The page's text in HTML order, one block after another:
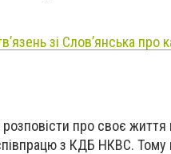
зі Слов’янська про
про своє життя
з КДБ НКВС.